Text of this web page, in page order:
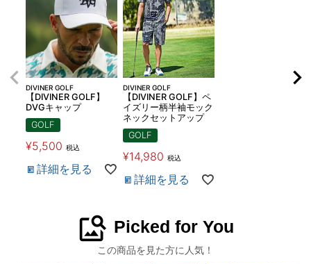
DIVINER GOLF
【DIVINER GOLF】
DVGキャップ
GOLF
¥5,500 税込
詳細を見る
DIVINER GOLF
【DIVINER GOLF】ペ
イズリー柄半袖モック
ネックセットアップ
GOLF
¥14,980 税込
詳細を見る
image_search Picked for You
この商品を見た方に人気！